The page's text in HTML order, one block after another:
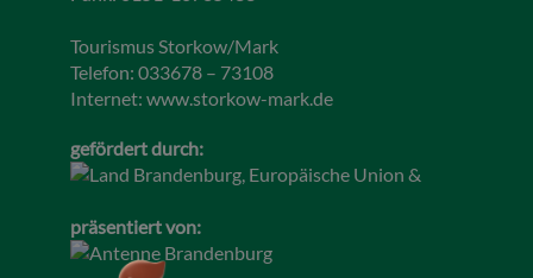
Tourismus Storkow/Mark
Telefon: 033678 – 73108
Internet: www.storkow-mark.de
gefördert durch:
präsentiert von: